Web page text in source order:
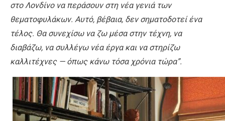
στο Λονδίνο να περάσουν στη νέα γενιά των
θεματοφυλάκων. Αυτό, βέβαια, δεν σηματοδοτεί ένα
τέλος. Θα συνεχίσω να ζω μέσα στην τέχνη, να
διαβάζω, να συλλέγω νέα έργα και να στηρίζω
καλλιτέχνες — όπως κάνω τόσα χρόνια τώρα”.